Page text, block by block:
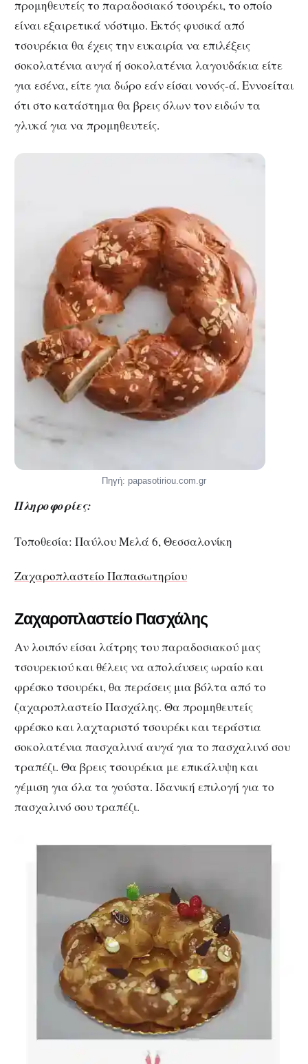
προμηθευτείς το παραδοσιακό τσουρέκι, το οποίο
είναι εξαιρετικά νόστιμο. Εκτός φυσικά από
τσουρέκια θα έχεις την ευκαιρία να επιλέξεις
σοκολατένια αυγά ή σοκολατένια λαγουδάκια είτε
για εσένα, είτε για δώρο εάν είσαι νονός-ά. Εννοείται
ότι στο κατάστημα θα βρεις όλων τον ειδών τα
γλυκά για να προμηθευτείς.
Πηγή: papasotiriou.com.gr
Πληροφορίες:
Τοποθεσία: Παύλου Μελά 6, Θεσσαλονίκη
Ζαχαροπλαστείο Παπασωτηρίου
Ζαχαροπλαστείο Πασχάλης
Αν λοιπόν είσαι λάτρης του παραδοσιακού μας
τσουρεκιού και θέλεις να απολάυσεις ωραίο και
φρέσκο τσουρέκι, θα περάσεις μια βόλτα από το
ζαχαροπλαστείο Πασχάλης. Θα προμηθευτείς
φρέσκο και λαχταριστό τσουρέκι και τεράστια
σοκολατένια πασχαλινά αυγά για το πασχαλινό σου
τραπέζι. Θα βρεις τσουρέκια με επικάλυψη και
γέμιση για όλα τα γούστα. Ιδανική επιλογή για το
πασχαλινό σου τραπέζι.